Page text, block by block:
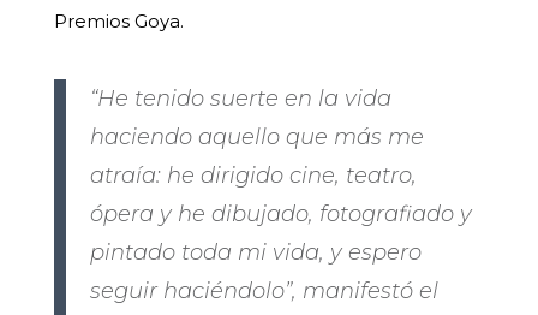
Premios Goya.
“He tenido suerte en la vida
haciendo aquello que más me
atraía: he dirigido cine, teatro,
ópera y he dibujado, fotografiado y
pintado toda mi vida, y espero
seguir haciéndolo”, manifestó el